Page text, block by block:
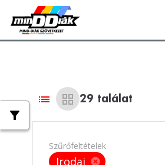
list grid_view 29 találat
Szűrőfeltételek
Irodai cancel
filter_alt